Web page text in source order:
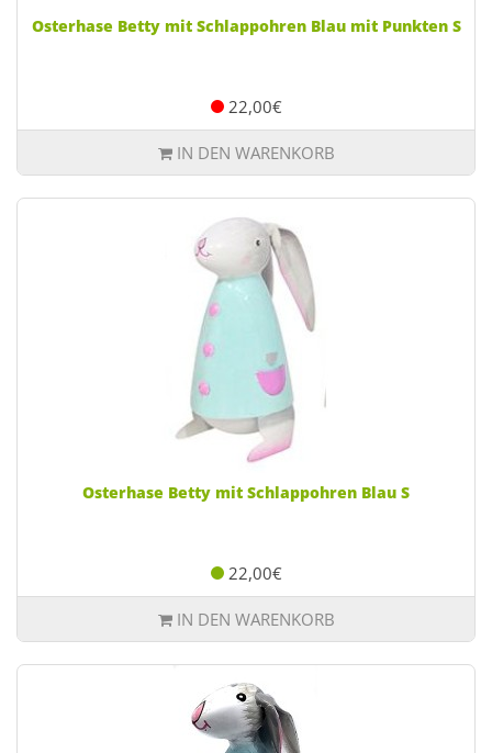
Osterhase Betty mit Schlappohren Blau mit Punkten S
22,00€
IN DEN WARENKORB
Osterhase Betty mit Schlappohren Blau S
22,00€
IN DEN WARENKORB